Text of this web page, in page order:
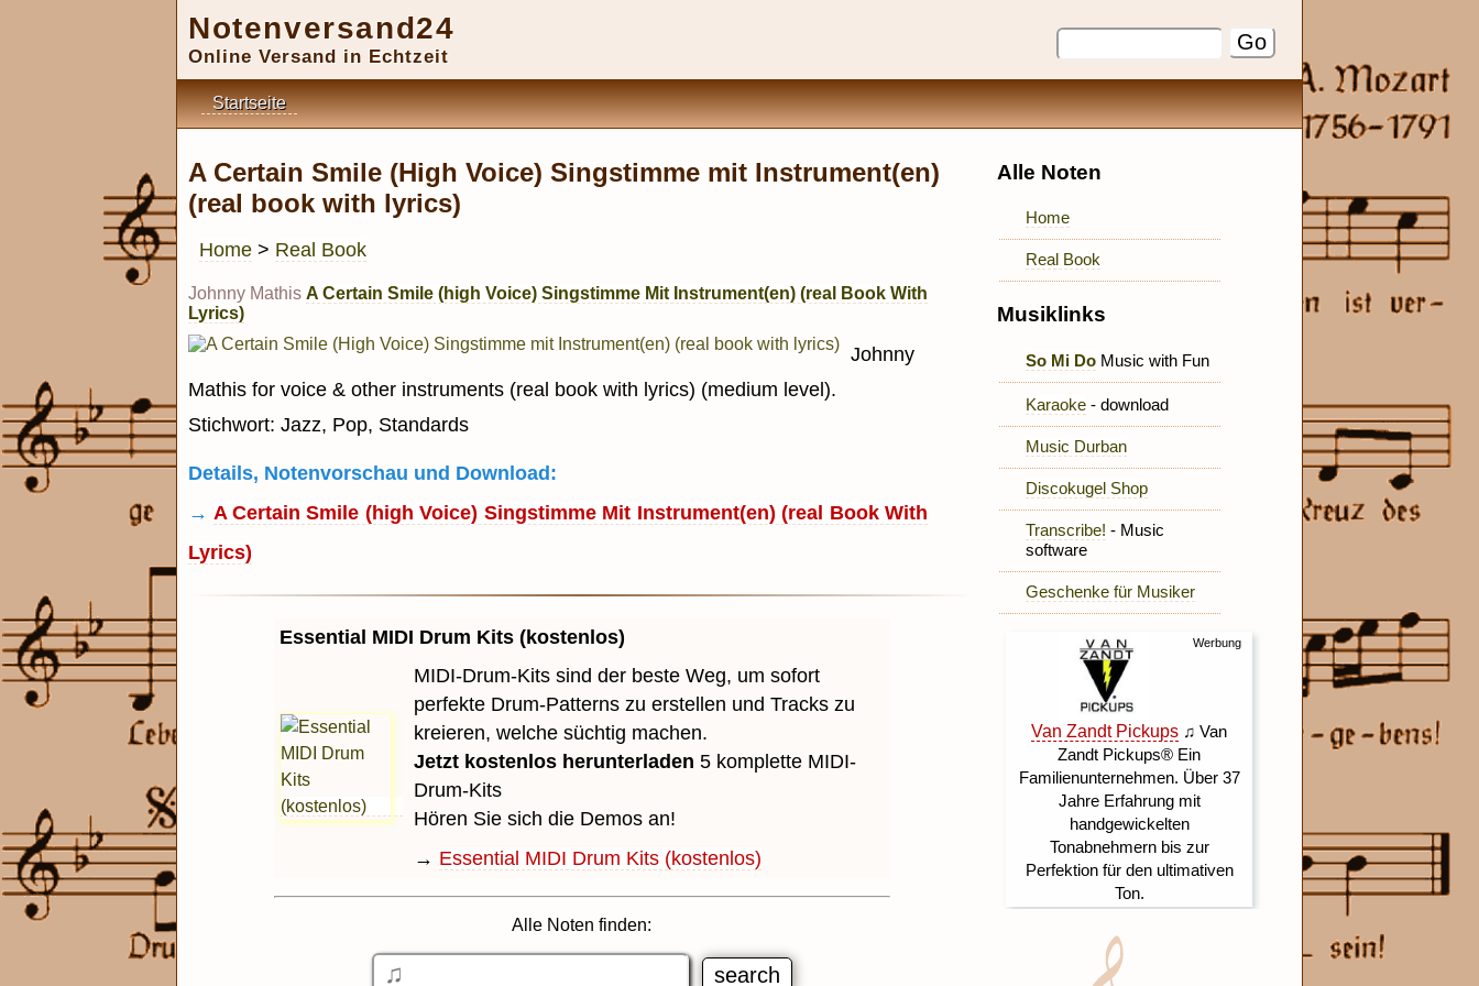
Notenversand24
Online Versand in Echtzeit
Startseite
A Certain Smile (High Voice) Singstimme mit Instrument(en)
(real book with lyrics)
Home > Real Book
Johnny Mathis A Certain Smile (high Voice) Singstimme Mit Instrument(en) (real Book With
Lyrics)
Johnny
Mathis for voice & other instruments (real book with lyrics) (medium level).
Stichwort: Jazz, Pop, Standards
Details, Notenvorschau und Download:
→ A Certain Smile (high Voice) Singstimme Mit Instrument(en) (real Book With
Lyrics)
Essential MIDI Drum Kits (kostenlos)
MIDI-Drum-Kits sind der beste Weg, um sofort
perfekte Drum-Patterns zu erstellen und Tracks zu
kreieren, welche süchtig machen.
Jetzt kostenlos herunterladen 5 komplette MIDI-
Drum-Kits
Hören Sie sich die Demos an!
→ Essential MIDI Drum Kits (kostenlos)
Alle Noten finden:
Alle Noten
Home
Real Book
Musiklinks
So Mi Do Music with Fun
Karaoke - download
Music Durban
Discokugel Shop
Transcribe! - Music
software
Geschenke für Musiker